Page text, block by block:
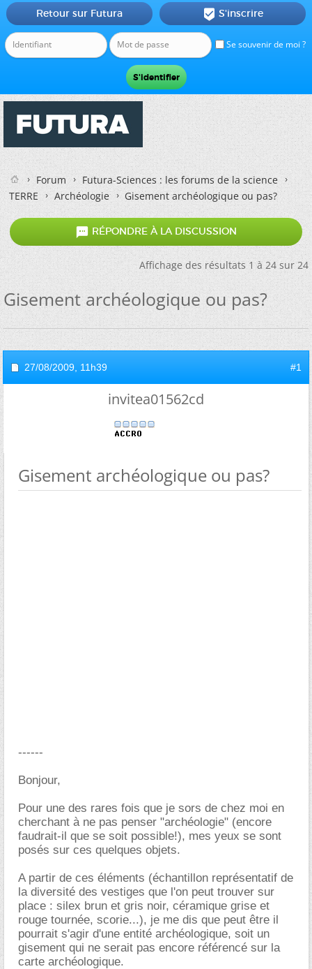
Se souvenir de moi ?
Retour sur Futura  S'inscrire
Forum
Futura-Sciences : les forums de la science
TERRE
Archéologie Gisement archéologique ou pas?
 RÉPONDRE À LA DISCUSSION
Affichage des résultats 1 à 24 sur 24
Gisement archéologique ou pas?
27/08/2009, 11h39 #1
invitea01562cd
Gisement archéologique ou pas?
------
Bonjour,
Pour une des rares fois que je sors de chez moi en
cherchant à ne pas penser "archéologie" (encore
faudrait-il que se soit possible!), mes yeux se sont
posés sur ces quelques objets.
A partir de ces éléments (échantillon représentatif de
la diversité des vestiges que l'on peut trouver sur
place : silex brun et gris noir, céramique grise et
rouge tournée, scorie...), je me dis que peut être il
pourrait s'agir d'une entité archéologique, soit un
gisement qui ne serait pas encore référencé sur la
carte archéologique.